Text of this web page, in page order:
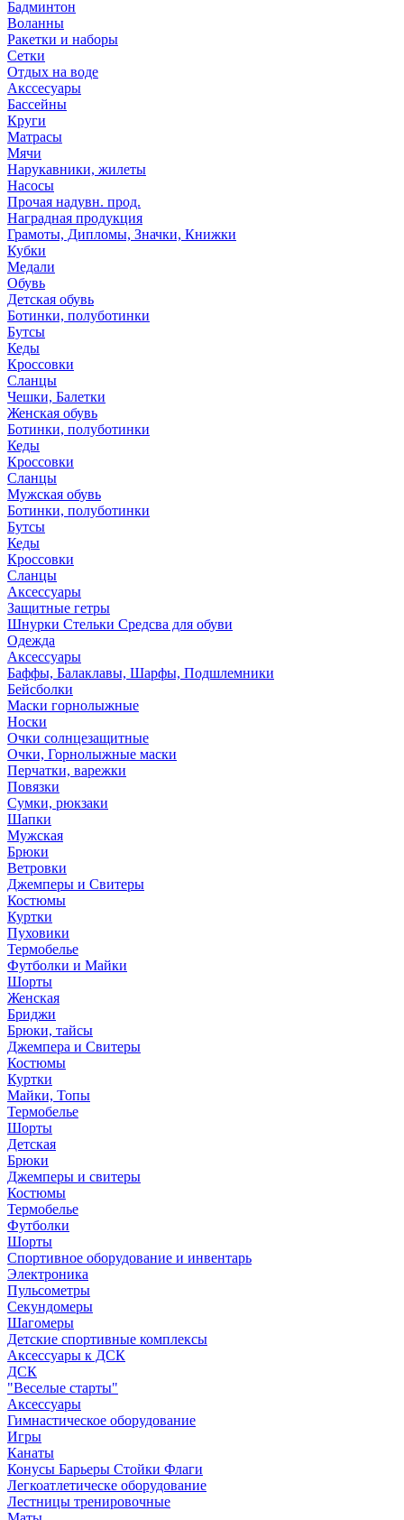
Бадминтон
Воланны
Ракетки и наборы
Сетки
Отдых на воде
Акссесуары
Бассейны
Круги
Матрасы
Мячи
Нарукавники, жилеты
Насосы
Прочая надувн. прод.
Наградная продукция
Грамоты, Дипломы, Значки, Книжки
Кубки
Медали
Обувь
Детская обувь
Ботинки, полуботинки
Бутсы
Кеды
Кроссовки
Сланцы
Чешки, Балетки
Женская обувь
Ботинки, полуботинки
Кеды
Кроссовки
Сланцы
Мужская обувь
Ботинки, полуботинки
Бутсы
Кеды
Кроссовки
Сланцы
Аксессуары
Защитные гетры
Шнурки Стельки Средсва для обуви
Одежда
Аксессуары
Баффы, Балаклавы, Шарфы, Подшлемники
Бейсболки
Маски горнолыжные
Носки
Очки солнцезащитные
Очки, Горнолыжные маски
Перчатки, варежки
Повязки
Сумки, рюкзаки
Шапки
Мужская
Брюки
Ветровки
Джемперы и Свитеры
Костюмы
Куртки
Пуховики
Термобелье
Футболки и Майки
Шорты
Женская
Бриджи
Брюки, тайсы
Джемпера и Свитеры
Костюмы
Куртки
Майки, Топы
Термобелье
Шорты
Детская
Брюки
Джемперы и свитеры
Костюмы
Термобелье
Футболки
Шорты
Спортивное оборудование и инвентарь
Электроника
Пульсометры
Секундомеры
Шагомеры
Детские спортивные комплексы
Аксессуары к ДСК
ДСК
"Веселые старты"
Аксессуары
Гимнастическое оборудование
Игры
Канаты
Конусы Барьеры Стойки Флаги
Легкоатлетическе оборудование
Лестницы тренировочные